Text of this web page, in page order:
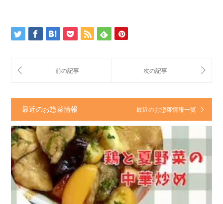
最近のお惣菜情報 最近のお惣菜情報一覧